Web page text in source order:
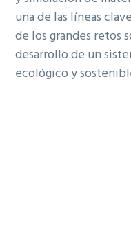
una de las líneas
de los grandes retos
desarrollo de un
ecológico y